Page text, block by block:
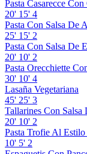
Pasta Casarecce
20' 15' 4
Pasta Con Salsa De
25' 15' 2
Pasta Con Salsa De
20' 10' 2
Pasta Orecchiette
30' 10' 4
Lasaña Vegetariana
45' 25' 3
Tallarines Con Salsa
20' 10' 2
Pasta Trofie Al
10' 5' 2